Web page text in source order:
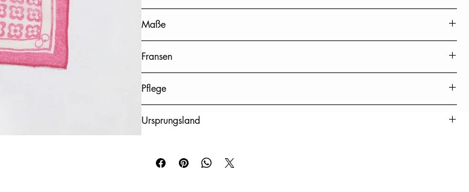
Maße
Fransen
Pflege
Ursprungsland